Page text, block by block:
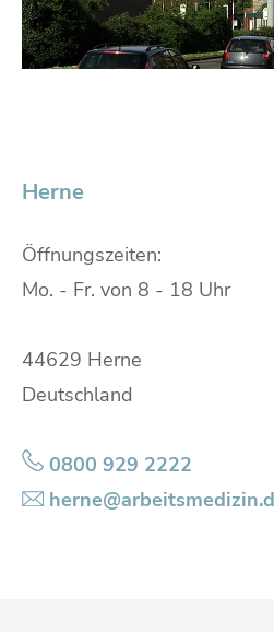
Herne
Öffnungszeiten:
Mo. - Fr. von 8 - 18 Uhr
44629 Herne
Deutschland
0800 929 2222